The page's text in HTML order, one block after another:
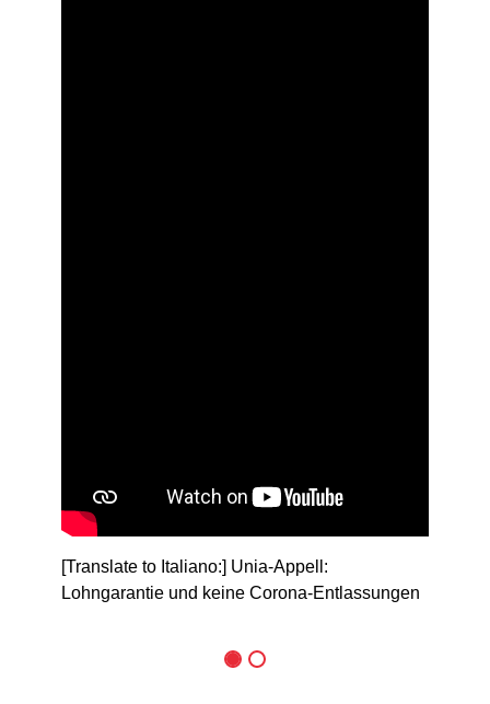
[Translate to Italiano:] Unia-Appell:
Lohngarantie und keine Corona-Entlassungen